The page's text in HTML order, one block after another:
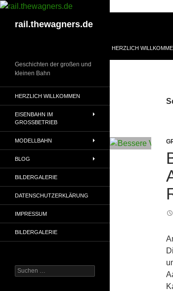
Zum
springenrail.thewagners.de
HERZLICH
Geschichten der großen und
kleinen Bahn
HERZLICH WILLKOMMEN
EISENBAHN IM
GROSSBETRIEB
MODELLBAHN
BLOG
BILDERGALERIE
DATENSCHUTZERKLÄRUNG
IMPRESSUM
BILDERGALERIE
Suchen
nach: